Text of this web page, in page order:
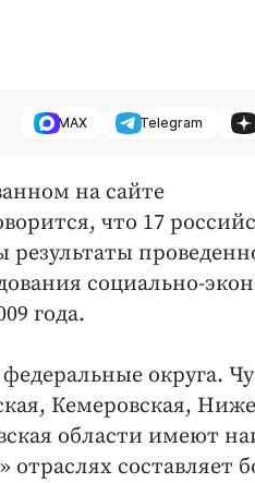
MAX Telegram
на сайте
что 17
социально-
года.
округа.
Кемеровская,
области имеют
составляет